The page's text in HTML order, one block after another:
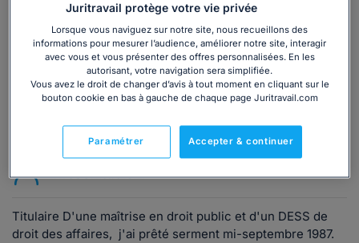
Consulter immédiatement
ou appelez le01 75 75 42 33(8h à 21h du lundi au
vendredi)
Vous êtes avocat ?
Présentation
Titulaire D'une maîtrise en droit public et d'un DESS de
droit des affaires, j'ai prêté serment mi-septembre 1987.
Juritravail protège votre vie privée
Lorsque vous naviguez sur notre site, nous recueillons des
informations pour mesurer l’audience, améliorer notre site, interagir
avec vous et vous présenter des offres personnalisées. En les
autorisant, votre navigation sera simplifiée.
Vous avez le droit de changer d’avis à tout moment en cliquant sur le
bouton cookie en bas à gauche de chaque page Juritravail.com
Accepter & continuer
Paramétrer